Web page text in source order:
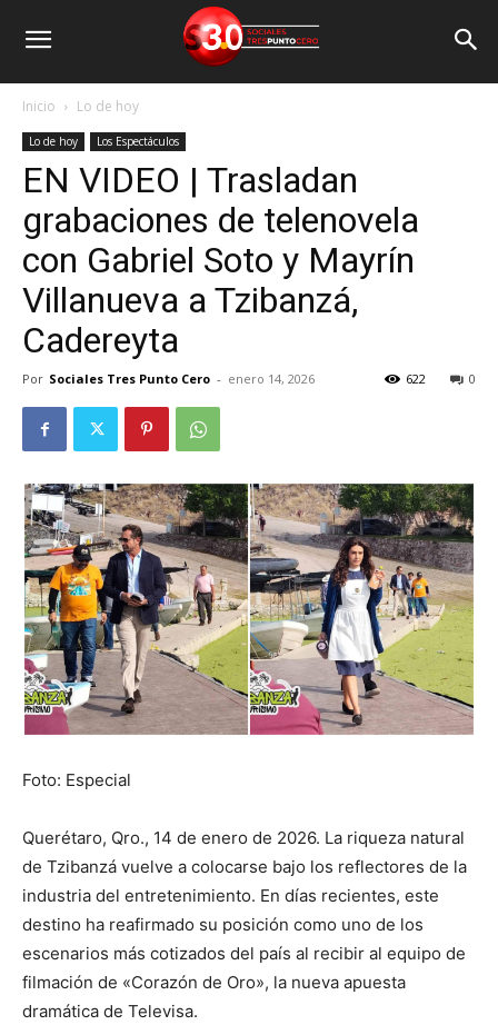
Inicio Lo de hoy
Lo de hoy Los Espectáculos
EN VIDEO | Trasladan
grabaciones de telenovela
con Gabriel Soto y Mayrín
Villanueva a Tzibanzá,
Cadereyta
Por Sociales Tres Punto Cero - enero 14, 2026 0
622
Foto: Especial
Querétaro, Qro., 14 de enero de 2026. La riqueza natural
de Tzibanzá vuelve a colocarse bajo los reflectores de la
industria del entretenimiento. En días recientes, este
destino ha reafirmado su posición como uno de los
escenarios más cotizados del país al recibir al equipo de
filmación de «Corazón de Oro», la nueva apuesta
dramática de Televisa.